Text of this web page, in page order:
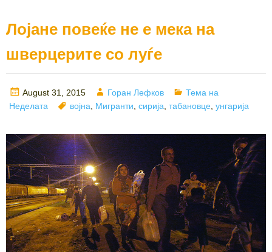
Лојане повеќе не е мека на
шверцерите со луѓе
Posted
on
August 31, 2015 Author
Горан Лефков Categories
Тема на
Неделата
Tags
војна Мигранти сирија табановце унгарија